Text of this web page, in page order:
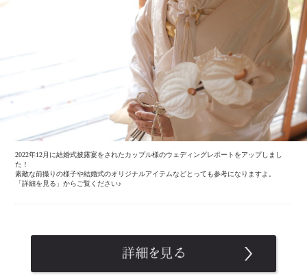
2022年12月に結婚式披露宴をされたカップル様のウェディングレポートをアップしまし
た！
素敵な前撮りの様子や結婚式のオリジナルアイテムなどとっても参考になりますよ。
「詳細を見る」からご覧ください♪